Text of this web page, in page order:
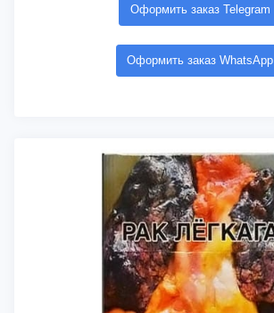
Оформить заказ Telegram
Оформить заказ WhatsApp